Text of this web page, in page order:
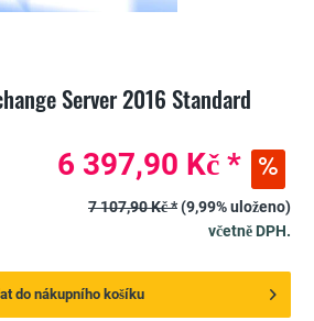
Server 2016 Standard
6 397,90 Kč *
7 107,90 Kč *(9,99% uloženo)
včetně DPH.
do nákupního košíku